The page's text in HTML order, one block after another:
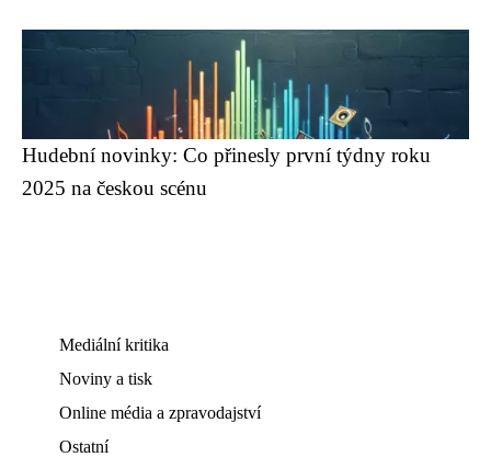
Hudební novinky: Co přinesly první týdny roku
2025 na českou scénu
Mediální kritika
Noviny a tisk
Online média a zpravodajství
Ostatní